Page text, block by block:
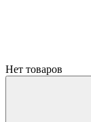
Нет товаров